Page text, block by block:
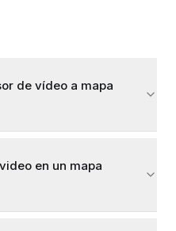
de vídeo a mapa
en un mapa